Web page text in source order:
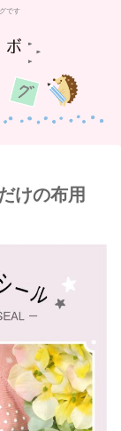
です
けの布用